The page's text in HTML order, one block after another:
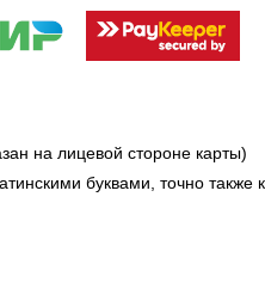
на лицевой стороне карты)
буквами, точно также